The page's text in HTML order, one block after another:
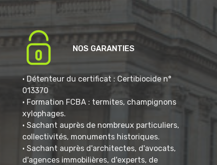
NOS GARANTIES
• Détenteur du certificat : Certibiocide n°
013370
• Formation FCBA : termites, champignons
xylophages.
• Sachant auprès de nombreux particuliers,
collectivités, monuments historiques.
• Sachant auprès d'architectes, d'avocats,
d'agences immobilières, d'experts, de